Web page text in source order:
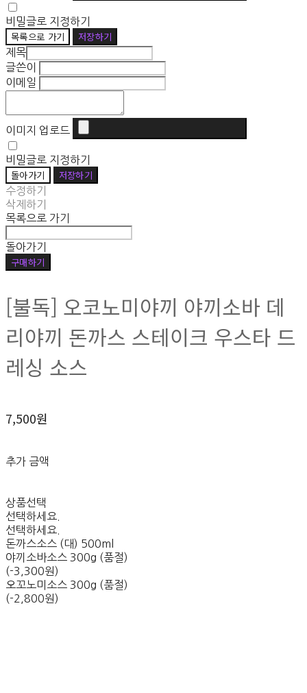
비밀글로 지정하기
목록으로 가기 저장하기
제목
글쓴이
이메일
이미지 업로드
비밀글로 지정하기
돌아가기 저장하기
수정하기
삭제하기
목록으로 가기
돌아가기
구매하기
[불독] 오코노미야끼 야끼소바 데
리야끼 돈까스 스테이크 우스타 드
레싱 소스
7,500원
추가 금액
상품선택
선택하세요.
선택하세요.
돈까스소스 (대) 500ml
야끼소바소스 300g (품절)
(-3,300원)
오꼬노미소스 300g (품절)
(-2,800원)